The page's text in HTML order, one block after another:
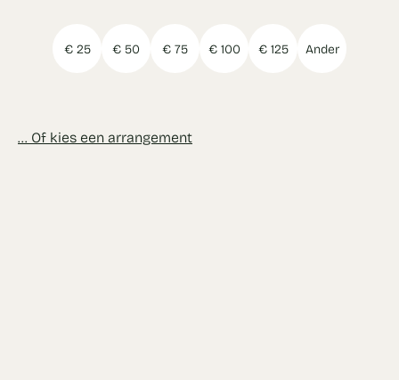
€ 25 € 50 € 75 € 100 € 125 Ander
... Of kies een arrangement